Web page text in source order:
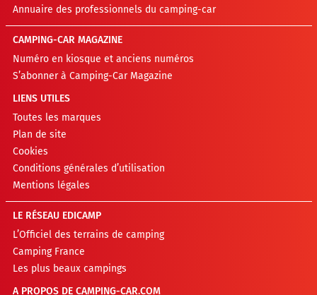
Annuaire des professionnels du camping-car
CAMPING-CAR MAGAZINE
Numéro en kiosque et anciens numéros
S’abonner à Camping-Car Magazine
LIENS UTILES
Toutes les marques
Plan de site
Cookies
Conditions générales d’utilisation
Mentions légales
LE RÉSEAU EDICAMP
L’Officiel des terrains de camping
Camping France
Les plus beaux campings
A PROPOS DE CAMPING-CAR.COM